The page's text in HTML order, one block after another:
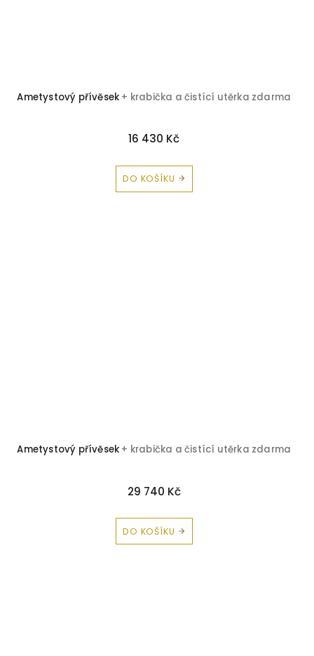
Ametystový přívěsek + krabička a čistící utěrka zdarma
16 430 Kč
DO KOŠÍKU
Ametystový přívěsek + krabička a čistící utěrka zdarma
29 740 Kč
DO KOŠÍKU